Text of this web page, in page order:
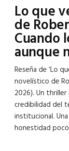
Lo que
de
Cuando
aunque
Reseña de ‘Lo
novelístico de
2026). Un
credibilidad del
institucional.
honestidad